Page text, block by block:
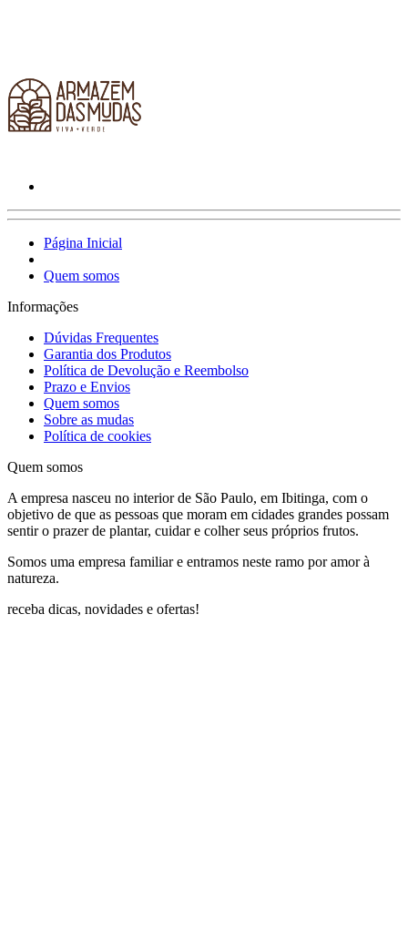
Página Inicial
Quem somos
Informações
Dúvidas Frequentes
Garantia dos Produtos
Política de Devolução e Reembolso
Prazo e Envios
Quem somos
Sobre as mudas
Política de cookies
Quem somos
A empresa nasceu no interior de São Paulo, em Ibitinga, com o
objetivo de que as pessoas que moram em cidades grandes possam
sentir o prazer de plantar, cuidar e colher seus próprios frutos.
Somos uma empresa familiar e entramos neste ramo por amor à
natureza.
receba dicas, novidades e ofertas!